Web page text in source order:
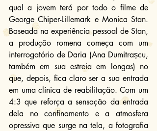
qual a jovem terá por todo o filme de
George Chiper-Lillemark e Monica Stan.
Baseada na experiência pessoal de Stan,
a produção romena começa com um
interrogatório de Daria (Ana Dumitrașcu,
também em sua estreia em longas) no
que, depois, fica claro ser a sua entrada
em uma clínica de reabilitação. Com um
4:3 que reforça a sensação da entrada
dela no confinamento e a atmosfera
opressiva que surge na tela, a fotografia